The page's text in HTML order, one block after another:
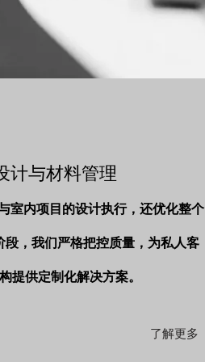
计与材料管理
室内项目的设计执行，还优化整个
，我们严格把控质量，为私人客
提供定制化解决方案。
了解更多